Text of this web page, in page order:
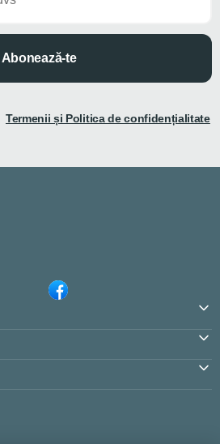
Abonează-te
Termenii și Politica de confidențialitate